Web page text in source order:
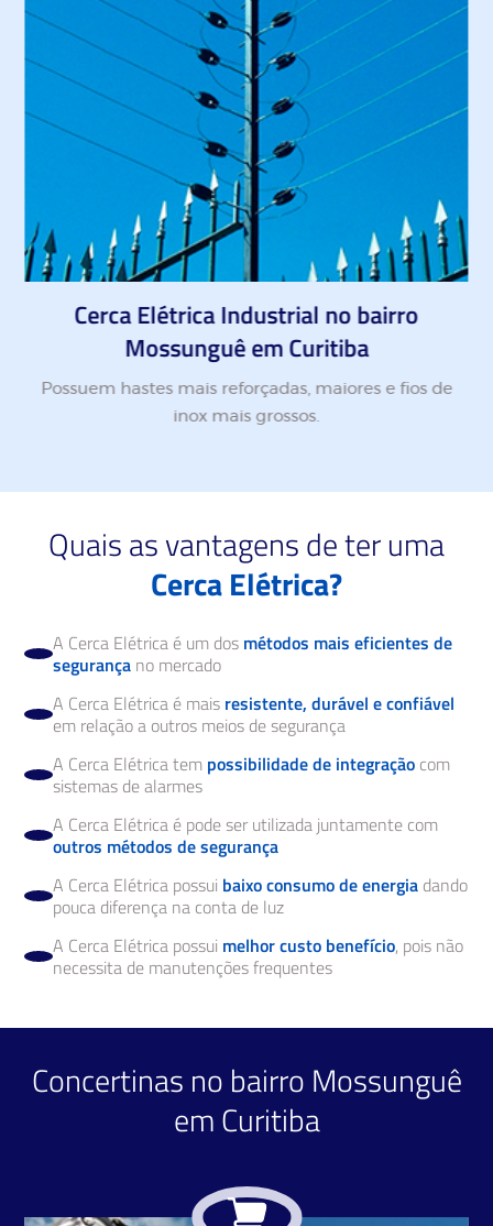
Cerca Elétrica Industrial no bairro
Mossunguê em Curitiba
Possuem hastes mais reforçadas, maiores e fios de
inox mais grossos.
Quais as vantagens de ter uma
Cerca Elétrica?
A Cerca Elétrica é um dos métodos mais eficientes de
segurança no mercado
A Cerca Elétrica é mais resistente, durável e confiável
em relação a outros meios de segurança
A Cerca Elétrica tem possibilidade de integração com
sistemas de alarmes
A Cerca Elétrica é pode ser utilizada juntamente com
outros métodos de segurança
A Cerca Elétrica possui baixo consumo de energia dando
pouca diferença na conta de luz
A Cerca Elétrica possui melhor custo benefício, pois não
necessita de manutenções frequentes
Concertinas no bairro Mossunguê
em Curitiba